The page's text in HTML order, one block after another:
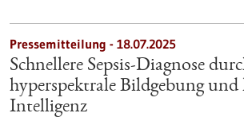
Pressemitteilung - 18.07.2025
Schnellere Sepsis-Diagnose
hyperspektrale Bildgebung
Intelligenz